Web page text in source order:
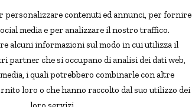
di Londra, ma è stata anche
al Ronnie Scott Jazz Club, noto
personalizzare contenuti ed annunci, per fornire
media e per analizzare il nostro traffico.
alcuni informazioni sul modo in cui utilizza il
partner che si occupano di analisi dei dati web,
i quali potrebbero combinarle con altre
loro o che hanno raccolto dal suo utilizzo dei